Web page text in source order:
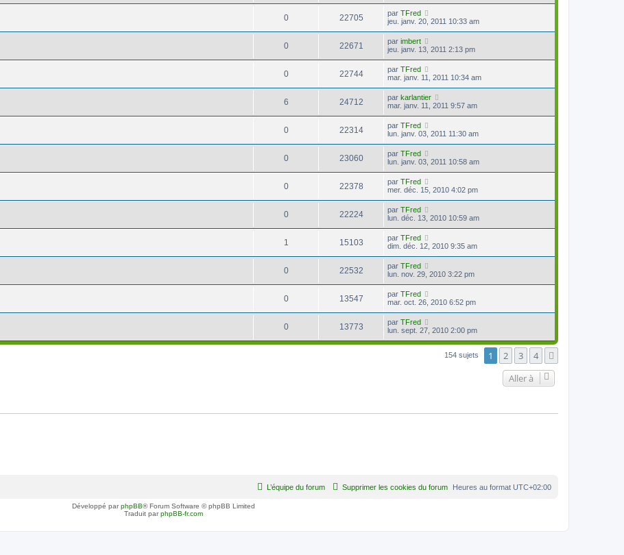
0 22705 par TFred
jeu. janv. 20, 2011 10:33 am
0 22671 par imbert
jeu. janv. 13, 2011 2:13 pm
0 22744 par TFred
mar. janv. 11, 2011 10:34 am
6 24712 par karlantier
mar. janv. 11, 2011 9:57 am
0 22314 par TFred
lun. janv. 03, 2011 11:30 am
0 23060 par TFred
lun. janv. 03, 2011 10:58 am
0 22378 par TFred
mer. déc. 15, 2010 4:02 pm
0 22224 par TFred
lun. déc. 13, 2010 10:59 am
1 15103 par TFred
dim. déc. 12, 2010 9:35 am
0 22532 par TFred
lun. nov. 29, 2010 3:22 pm
0 13547 par TFred
mar. oct. 26, 2010 6:52 pm
0 13773 par TFred
lun. sept. 27, 2010 2:00 pm
154 sujets 1 2 3 4
Aller à
Heures au format UTC+02:00
Supprimer les cookies du forum
L’équipe du forum
Développé parphpBB® Forum Software © phpBB Limited
Traduit parphpBB-fr.com